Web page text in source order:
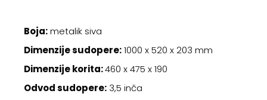
Boja:metalik siva
Dimenzije sudopere:1000 x 520 x 203 mm
Dimenzije korita:460 x 475 x 190
Odvod sudopere: 3,5 inča